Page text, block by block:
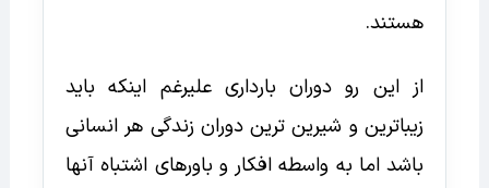
هستند.
از این رو دوران بارداری علیرغم اینکه باید
زیباترین و شیرین ترین دوران زندگی هر انسانی
باشد اما به واسطه افکار و باورهای اشتباه آنها